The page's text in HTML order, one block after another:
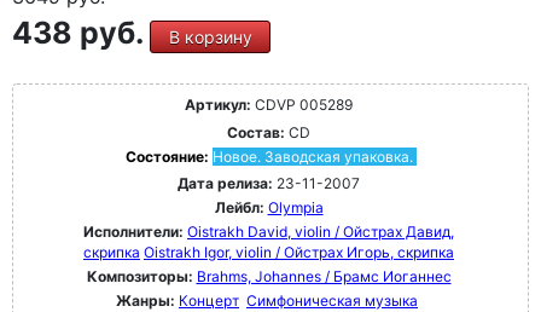
438 руб. В корзину
Артикул: CDVP 005289
Состав: CD
Состояние: Новое. Заводская упаковка.
Дата релиза: 23-11-2007
Лейбл: Olympia
Исполнители: Oistrakh David, violin / Ойстрах Давид,
скрипка Oistrakh Igor, violin / Ойстрах Игорь, скрипка
Композиторы: Brahms, Johannes / Брамс Иоганнес
Жанры: Концерт Симфоническая музыка